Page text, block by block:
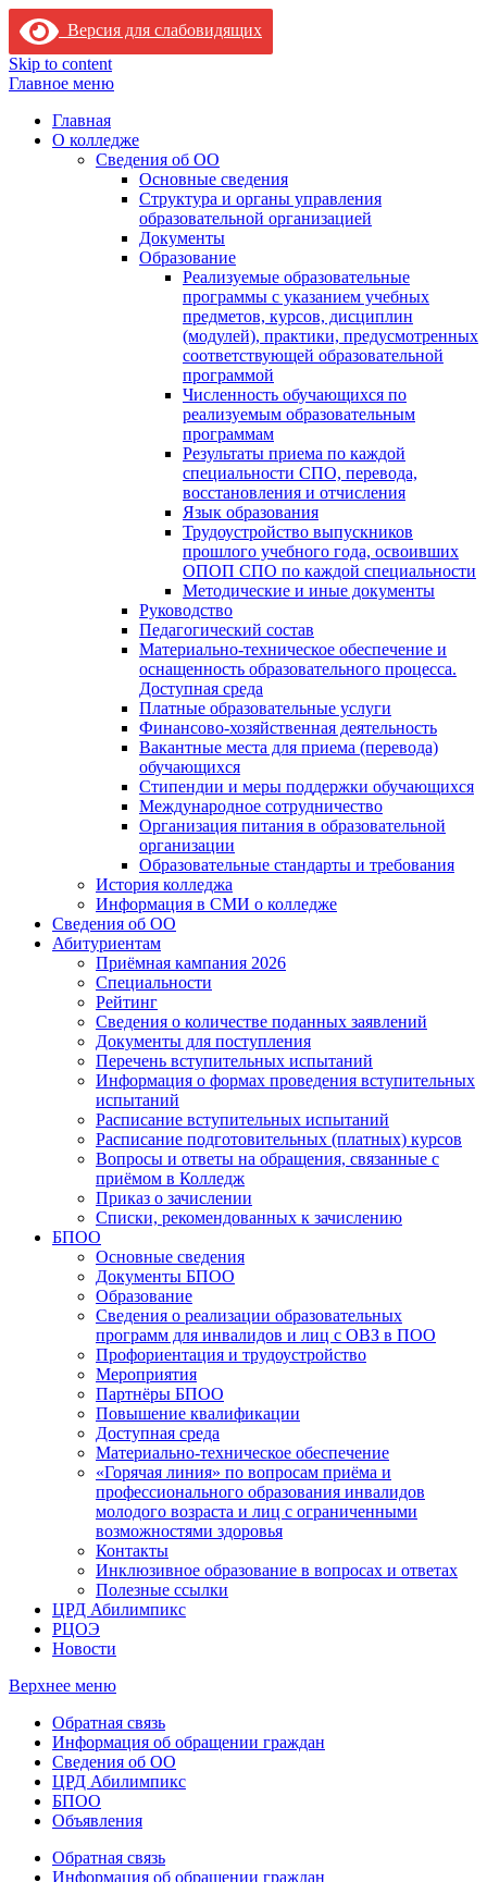
Версия для слабовидящих
Skip to content
Главное меню
Главная
О колледже
Сведения об ОО
Основные сведения
Структура и органы управления
образовательной организацией
Документы
Образование
Реализуемые образовательные
программы с указанием учебных
предметов, курсов, дисциплин
(модулей), практики, предусмотренных
соответствующей образовательной
программой
Численность обучающихся по
реализуемым образовательным
программам
Результаты приема по каждой
специальности СПО, перевода,
восстановления и отчисления
Язык образования
Трудоустройство выпускников
прошлого учебного года, освоивших
ОПОП СПО по каждой специальности
Методические и иные документы
Руководство
Педагогический состав
Материально-техническое обеспечение и
оснащенность образовательного процесса.
Доступная среда
Платные образовательные услуги
Финансово-хозяйственная деятельность
Вакантные места для приема (перевода)
обучающихся
Стипендии и меры поддержки обучающихся
Международное сотрудничество
Организация питания в образовательной
организации
Образовательные стандарты и требования
История колледжа
Информация в СМИ о колледже
Сведения об ОО
Абитуриентам
Приёмная кампания 2026
Специальности
Рейтинг
Сведения о количестве поданных заявлений
Документы для поступления
Перечень вступительных испытаний
Информация о формах проведения вступительных
испытаний
Расписание вступительных испытаний
Расписание подготовительных (платных) курсов
Вопросы и ответы на обращения, связанные с
приёмом в Колледж
Приказ о зачислении
Списки, рекомендованных к зачислению
БПОО
Основные сведения
Документы БПОО
Образование
Сведения о реализации образовательных
программ для инвалидов и лиц с ОВЗ в ПОО
Профориентация и трудоустройство
Мероприятия
Партнёры БПОО
Повышение квалификации
Доступная среда
Материально-техническое обеспечение
«Горячая линия» по вопросам приёма и
профессионального образования инвалидов
молодого возраста и лиц с ограниченными
возможностями здоровья
Контакты
Инклюзивное образование в вопросах и ответах
Полезные ссылки
ЦРД Абилимпикс
РЦОЭ
Новости
Верхнее меню
Обратная связь
Информация об обращении граждан
Сведения об ОО
ЦРД Абилимпикс
БПОО
Объявления
Обратная связь
Информация об обращении граждан